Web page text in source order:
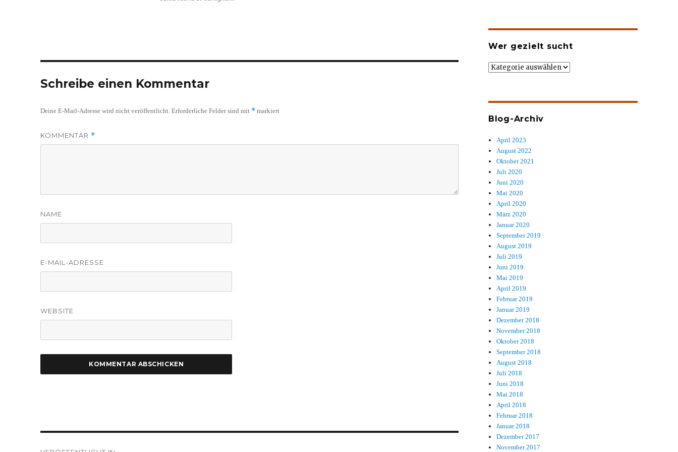
Schreibe einen Kommentar
Deine E-Mail-Adresse wird nicht veröffentlicht. Erforderliche Felder sind mit * markiert
KOMMENTAR *
NAME
E-MAIL-ADRESSE
WEBSITE
Wer gezielt sucht
Wer
Blog-Archiv
April 2023
August 2022
Oktober 2021
Juli 2020
Juni 2020
Mai 2020
April 2020
März 2020
Januar 2020
September 2019
August 2019
Juli 2019
Juni 2019
Mai 2019
April 2019
Februar 2019
Januar 2019
Dezember 2018
November 2018
Oktober 2018
September 2018
August 2018
Juli 2018
Juni 2018
Mai 2018
April 2018
Februar 2018
Januar 2018
Dezember 2017
November 2017